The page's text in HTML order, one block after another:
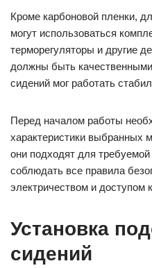
Кроме карбоновой пленки,
могут использоваться
терморегуляторы и другие
должны быть
сидений мог работать
Перед началом работы
характеристики выбранных
они подходят для
соблюдать все правила
электричеством и доступом
Установка
сидений